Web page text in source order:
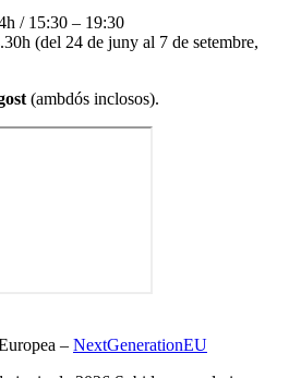
/ 15:30 – 19:30
(del 24 de juny al 7 de setembre,
(ambdós inclosos).
– NextGenerationEU